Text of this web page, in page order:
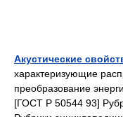
Акустические
характеризующие
преобразование
[ГОСТ Р 50544 93]